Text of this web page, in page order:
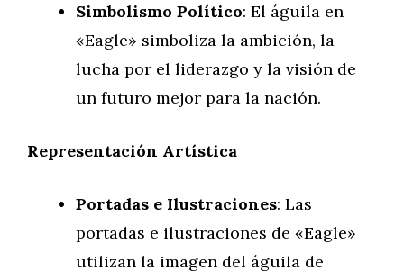
Simbolismo Político: El águila en
«Eagle» simboliza la ambición, la
lucha por el liderazgo y la visión de
un futuro mejor para la nación.
Representación Artística
Portadas e Ilustraciones: Las
portadas e ilustraciones de «Eagle»
utilizan la imagen del águila de